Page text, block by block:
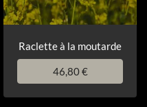
Raclette à la moutarde
46,80 €